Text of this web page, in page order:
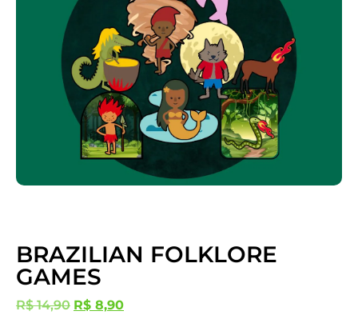
BRAZILIAN FOLKLORE
GAMES
R$14,90 R$ 8,90